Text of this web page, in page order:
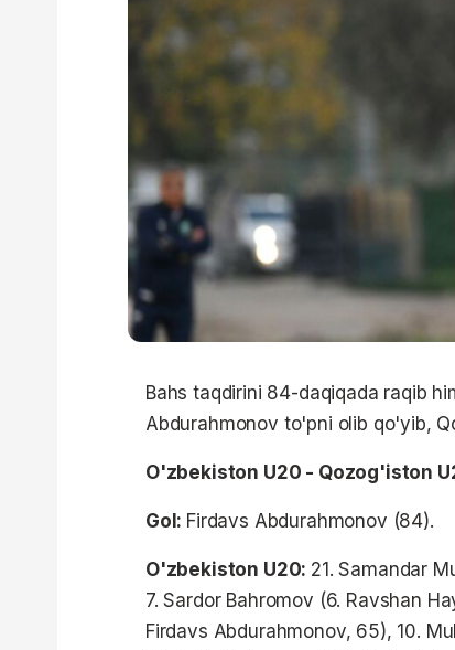
Bahs taqdirini 84-daqiqada raqib
Abdurahmonov to'pni olib qo'yib,
O'zbekiston U20 - Qozog'iston
Gol: Firdavs Abdurahmonov (84).
O'zbekiston U20: 21. Samandar
7. Sardor Bahromov (6. Ravshan
Firdavs Abdurahmonov, 65), 10.